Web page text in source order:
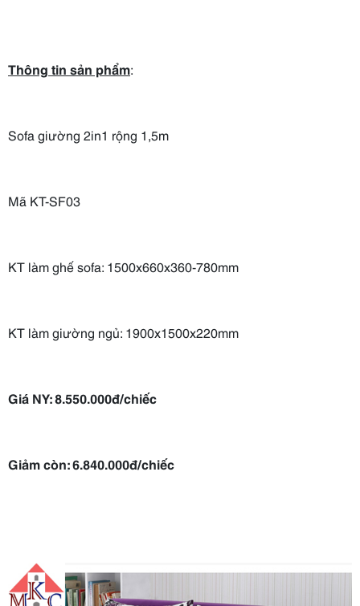
Thông tin sản phẩm:
Sofa giường 2in1 rộng 1,5m
Mã KT-SF03
KT làm ghế sofa: 1500x660x360-780mm
KT làm giường ngủ: 1900x1500x220mm
Giá NY: 8.550.000đ/chiếc
Giảm còn: 6.840.000đ/chiếc